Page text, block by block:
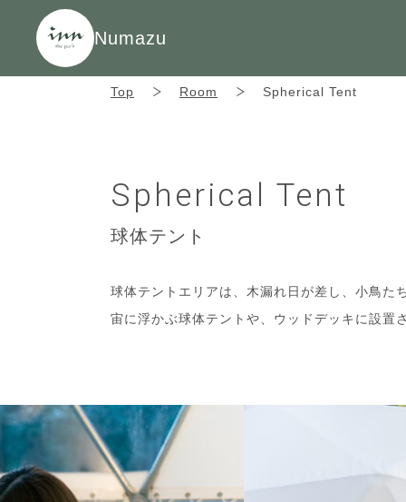
Numazu
Top Room Spherical Tent
Spherical Tent
球体テント
球体テントエリアは、木漏れ日が差し、小鳥た
宙に浮かぶ球体テントや、ウッドデッキに設置